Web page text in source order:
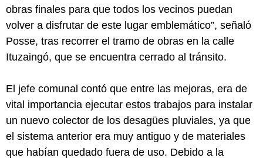
obras finales para que todos los vecinos puedan
volver a disfrutar de este lugar emblemático”, señaló
Posse, tras recorrer el tramo de obras en la calle
Ituzaingó, que se encuentra cerrado al tránsito.
El jefe comunal contó que entre las mejoras, era de
vital importancia ejecutar estos trabajos para instalar
un nuevo colector de los desagües pluviales, ya que
el sistema anterior era muy antiguo y de materiales
que habían quedado fuera de uso. Debido a la